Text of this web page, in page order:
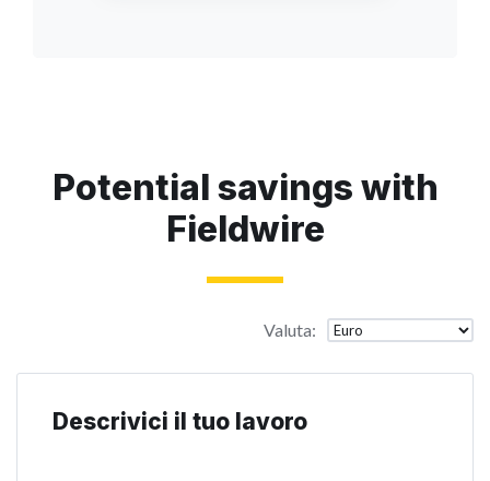
Potential savings with
Fieldwire
Valuta:
Descrivici il tuo lavoro